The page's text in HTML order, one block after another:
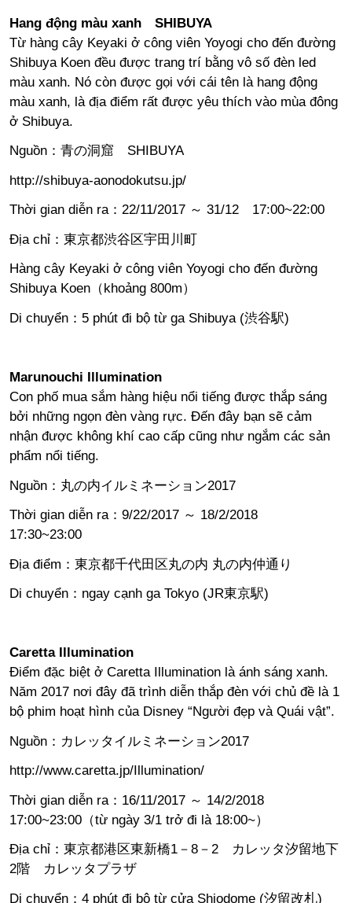
Hang động màu xanh SHIBUYA
Từ hàng cây Keyaki ở công viên Yoyogi cho đến đường
Shibuya Koen đều được trang trí bằng vô số đèn led
màu xanh. Nó còn được gọi với cái tên là hang động
màu xanh, là địa điểm rất được yêu thích vào mùa đông
ở Shibuya.
Nguồn： 青の洞窟 SHIBUYA
http://shibuya-aonodokutsu.jp/
Thời gian diễn ra：22/11/2017 ～ 31/12 17:00~22:00
Địa chỉ：東京都渋谷区宇田川町
Hàng cây Keyaki ở công viên Yoyogi cho đến đường
Shibuya Koen（khoảng 800m）
Di chuyển：5 phút đi bộ từ ga Shibuya (渋谷駅)
Marunouchi Illumination
Con phố mua sắm hàng hiệu nổi tiếng được thắp sáng
bởi những ngọn đèn vàng rực. Đến đây bạn sẽ cảm
nhận được không khí cao cấp cũng như ngắm các sản
phẩm nổi tiếng.
Nguồn： 丸の内イルミネーション2017
Thời gian diễn ra：9/22/2017 ～ 18/2/2018
17:30~23:00
Địa điểm：東京都千代田区丸の内 丸の内仲通り
Di chuyển：ngay cạnh ga Tokyo (JR東京駅)
Caretta Illumination
Điểm đặc biệt ở Caretta Illumination là ánh sáng xanh.
Năm 2017 nơi đây đã trình diễn thắp đèn với chủ đề là 1
bộ phim hoạt hình của Disney “Người đẹp và Quái vật”.
Nguồn： カレッタイルミネーション2017
http://www.caretta.jp/Illumination/
Thời gian diễn ra：16/11/2017 ～ 14/2/2018
17:00~23:00（từ ngày 3/1 trở đi là 18:00~）
Địa chỉ：東京都港区東新橋1－8－2 カレッタ汐留地下
2階 カレッタプラザ
Di chuyển：4 phút đi bộ từ cửa Shiodome (汐留改札)